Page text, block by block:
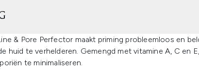
& Pore Perfector maakt priming probleemloos en
huid te verhelderen. Gemengd met vitamine A, C en
te minimaliseren.